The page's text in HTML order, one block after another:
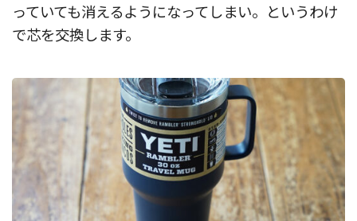
っていても消えるようになってしまい。というわけ
で芯を交換します。